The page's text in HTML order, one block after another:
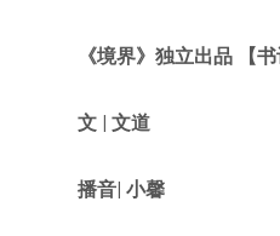
《境界》独立出品 【书
文 | 文道
播音| 小馨